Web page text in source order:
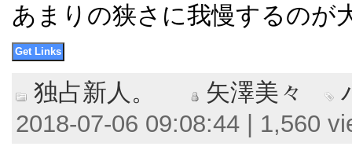
あまりの狭さに我慢するのが
独占新人。 矢澤美々
2018-07-06 09:08:44 | 1,560